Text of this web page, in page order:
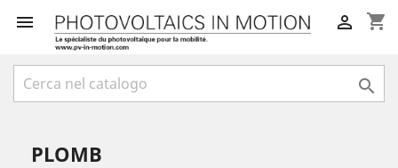
 shopping_cart


PLOMB